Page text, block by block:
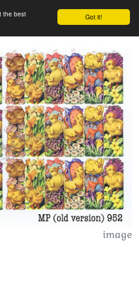
Got it!
the best
image